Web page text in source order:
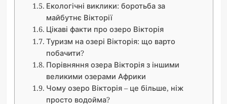
Екологічні виклики: боротьба за
майбутнє Вікторії
Цікаві факти про озеро Вікторія
Туризм на озері Вікторія: що варто
побачити?
Порівняння озера Вікторія з іншими
великими озерами Африки
Чому озеро Вікторія – це більше, ніж
просто водойма?